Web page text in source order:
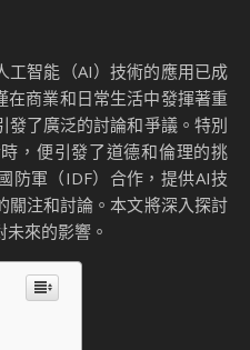
工智能（AI）技術的應用已成
在商業和日常生活中發揮著重
發了廣泛的討論和爭議。特別
，便引發了道德和倫理的挑
防軍（IDF）合作，提供AI技
關注和討論。本文將深入探討
來的影響。